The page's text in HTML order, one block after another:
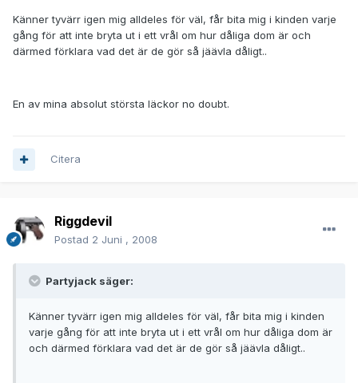
Känner tyvärr igen mig alldeles för väl, får bita mig i kinden varje
gång för att inte bryta ut i ett vrål om hur dåliga dom är och
därmed förklara vad det är de gör så jäävla dåligt..
En av mina absolut största läckor no doubt.
Citera
Riggdevil
Postad 2 Juni , 2008
Partyjack säger:
Känner tyvärr igen mig alldeles för väl, får bita mig i kinden
varje gång för att inte bryta ut i ett vrål om hur dåliga dom är
och därmed förklara vad det är de gör så jäävla dåligt..